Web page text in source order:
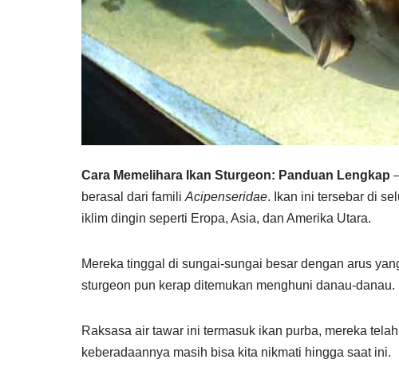
Cara Memelihara Ikan Sturgeon: Panduan Lengkap
berasal dari famili Acipenseridae. Ikan ini tersebar di
iklim dingin seperti Eropa, Asia, dan Amerika Utara.
Mereka tinggal di sungai-sungai besar dengan arus
sturgeon pun kerap ditemukan menghuni danau-danau.
Raksasa air tawar ini termasuk ikan purba, mereka
keberadaannya masih bisa kita nikmati hingga saat ini.